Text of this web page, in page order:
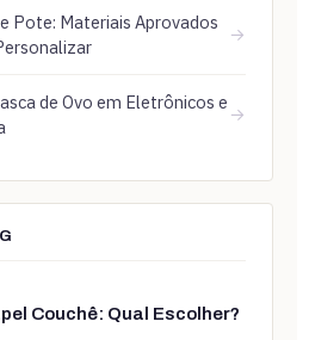
Pote: Materiais Aprovados
→
de Ovo em Eletrônicos e
→
Couchê: Qual Escolher?